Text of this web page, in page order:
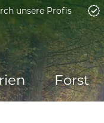
unsere Profis
Forst